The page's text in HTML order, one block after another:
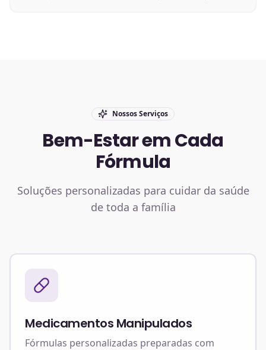
Nossos Serviços
Bem-Estar em Cada
Fórmula
Soluções personalizadas para cuidar da saúde
de toda a família
Medicamentos Manipulados
Fórmulas personalizadas preparadas com